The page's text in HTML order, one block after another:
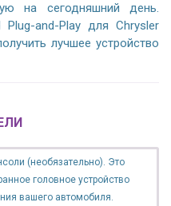
на сегодняшний день.
Plug-and-Play для Chrysler
лучшее устройство
(необязательно). Это
головное устройство
вашего автомобиля.